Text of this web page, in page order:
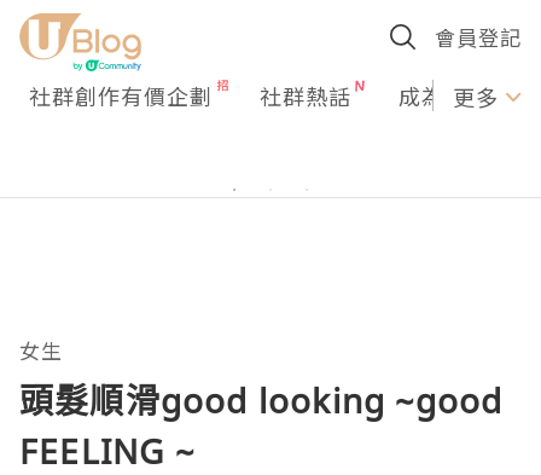
會員登記
社群創作有價企劃 社群熱話 成為U更多
女生
頭髮順滑good looking ~good
FEELING ~